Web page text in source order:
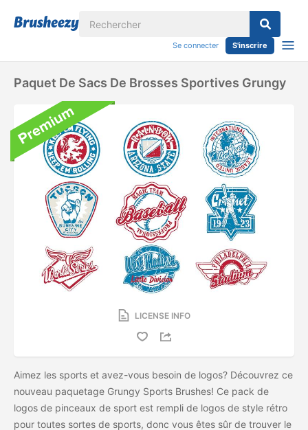
Se connecter S'inscrire
Paquet De Sacs De Brosses Sportives Grungy
LICENSE INFO
Aimez les sports et avez-vous besoin de logos? Découvrez ce
nouveau paquetage Grungy Sports Brushes! Ce pack de
logos de pinceaux de sport est rempli de logos de style rétro
pour toutes sortes de sports, donc vous êtes sûr de trouver le